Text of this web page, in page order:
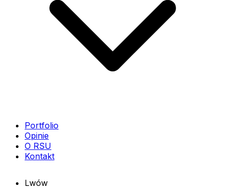
Portfolio
Opinie
O RSU
Kontakt
Lwów